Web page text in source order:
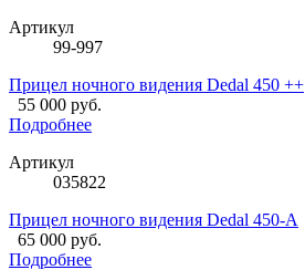
Артикул
99-997
Прицел ночного видения Dedal 450 ++
55 000 руб.
Подробнее
Артикул
035822
Прицел ночного видения Dedal 450-А
65 000 руб.
Подробнее